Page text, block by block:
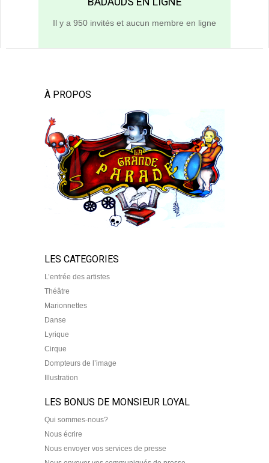
Il y a 950 invités et aucun membre en ligne
À PROPOS
LES CATEGORIES
L’entrée des artistes
Théâtre
Marionnettes
Danse
Lyrique
Cirque
Dompteurs de l’image
Illustration
LES BONUS DE MONSIEUR LOYAL
Qui sommes-nous?
Nous écrire
Nous envoyer vos services de presse